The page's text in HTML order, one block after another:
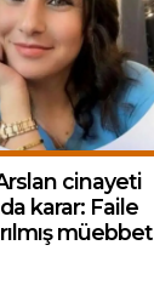
cinayeti
karar: Faile
müebbet